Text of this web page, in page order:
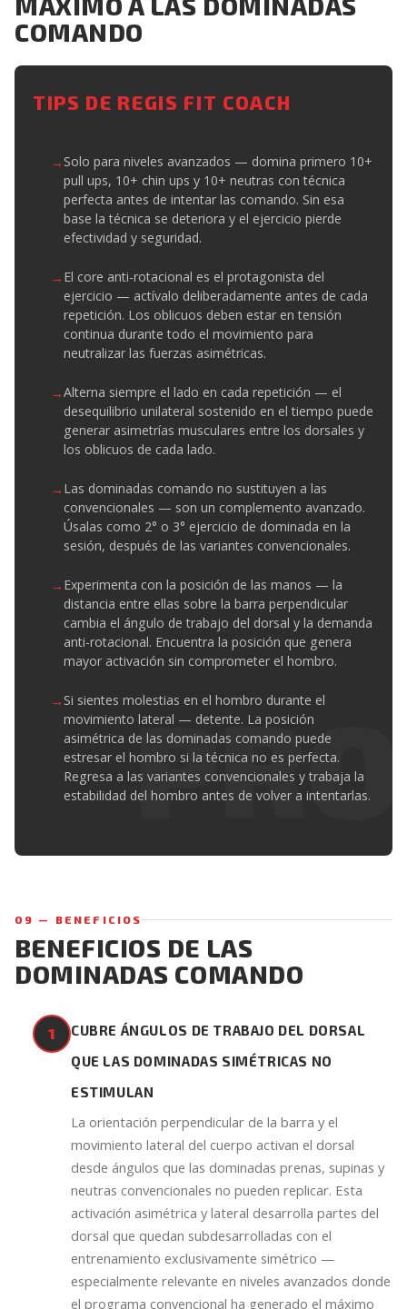
COMANDO
TIPS DE REGIS FIT COACH
Solo para niveles avanzados — domina primero 10+
pull ups, 10+ chin ups y 10+ neutras con técnica
perfecta antes de intentar las comando. Sin esa
base la técnica se deteriora y el ejercicio pierde
efectividad y seguridad.
El core anti-rotacional es el protagonista del
ejercicio — actívalo deliberadamente antes de cada
repetición. Los oblicuos deben estar en tensión
continua durante todo el movimiento para
neutralizar las fuerzas asimétricas.
Alterna siempre el lado en cada repetición — el
desequilibrio unilateral sostenido en el tiempo puede
generar asimetrías musculares entre los dorsales y
los oblicuos de cada lado.
Las dominadas comando no sustituyen a las
convencionales — son un complemento avanzado.
Úsalas como 2° o 3° ejercicio de dominada en la
sesión, después de las variantes convencionales.
Experimenta con la posición de las manos — la
distancia entre ellas sobre la barra perpendicular
cambia el ángulo de trabajo del dorsal y la demanda
anti-rotacional. Encuentra la posición que genera
mayor activación sin comprometer el hombro.
Si sientes molestias en el hombro durante el
movimiento lateral — detente. La posición
asimétrica de las dominadas comando puede
estresar el hombro si la técnica no es perfecta.
Regresa a las variantes convencionales y trabaja la
estabilidad del hombro antes de volver a intentarlas.
09 — BENEFICIOS
BENEFICIOS DE LAS
DOMINADAS COMANDO
1
CUBRE ÁNGULOS DE TRABAJO DEL DORSAL
QUE LAS DOMINADAS SIMÉTRICAS NO
ESTIMULAN
La orientación perpendicular de la barra y el
movimiento lateral del cuerpo activan el dorsal
desde ángulos que las dominadas prenas, supinas y
neutras convencionales no pueden replicar. Esta
activación asimétrica y lateral desarrolla partes del
dorsal que quedan subdesarrolladas con el
entrenamiento exclusivamente simétrico —
especialmente relevante en niveles avanzados donde
el programa convencional ha generado el máximo